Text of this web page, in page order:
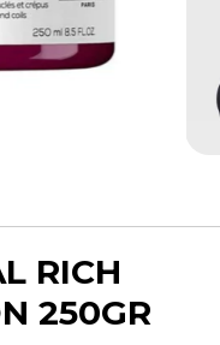
RICH
250GR